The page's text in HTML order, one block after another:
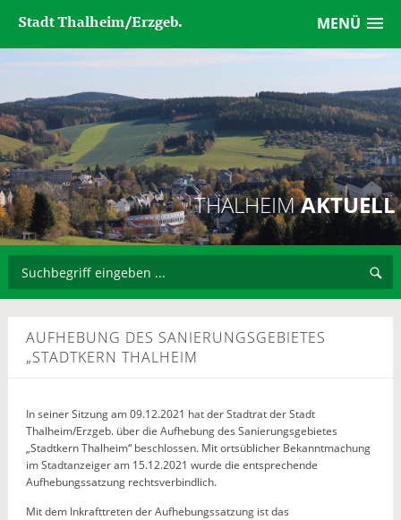
MENÜ
Stadt Thalheim/Erzgeb.
THALHEIMAKTUELL
AUFHEBUNG DES SANIERUNGSGEBIETES
„STADTKERN THALHEIM
In seiner Sitzung am 09.12.2021 hat der Stadtrat der Stadt
Thalheim/Erzgeb. über die Aufhebung des Sanierungsgebietes
„Stadtkern Thalheim“ beschlossen. Mit ortsüblicher Bekanntmachung
im Stadtanzeiger am 15.12.2021 wurde die entsprechende
Aufhebungssatzung rechtsverbindlich.
Mit dem Inkrafttreten der Aufhebungssatzung ist das